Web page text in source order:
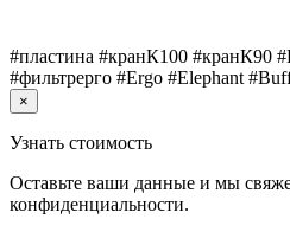
#пластина #кранК100 #кранК90
#фильтрерго #Ergo #Elephant
×
Узнать стоимость
Оставьте ваши данные и мы
конфиденциальности.